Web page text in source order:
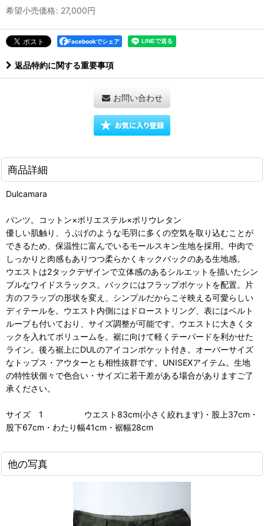
希望小売価格: 27,000円
Facebookでシェア
返品特約に関する重要事項
お問い合わせ
商品詳細
Dulcamara
パンツ。コットン×ポリエステル×ポリウレタン
優しい肌触り、うぶげのような毛羽に多くの空気を取り込むことが
できるため、保温性に富んでいるモールスキン生地を採用。中肉で
しっかりと肉感もありつつ柔らかくキックバックのある生地感。
ウエストは2タックデザインで立体感のあるシルエットを描いたシン
プルなワイドスラックス。バックにはフラップポケットを配置。片
方のフラップの形状を変え、シンプルだからこそ映える可愛らしい
ディテールを。ウエスト内側にはドローストリング、表にはベルト
ループも付いており、サイズ調整が可能です。ウエストに大きくタ
ックを入れてボリュームを。裾に向けて軽くテーパードを利かせた
ライン。後ろ裾上にDULのアイコンポケット付き。オーバーサイズ
なトップス・アウターとも相性抜群です。UNISEXアイテム。生地
の特性状個々で色合い・サイズに若干差がある場合がありますご了
承ください。
サイズ 1 ウエスト83cm(小さく絞れます)・股上37cm・
股下67cm・わたり幅41cm・裾幅28cm
他の写真